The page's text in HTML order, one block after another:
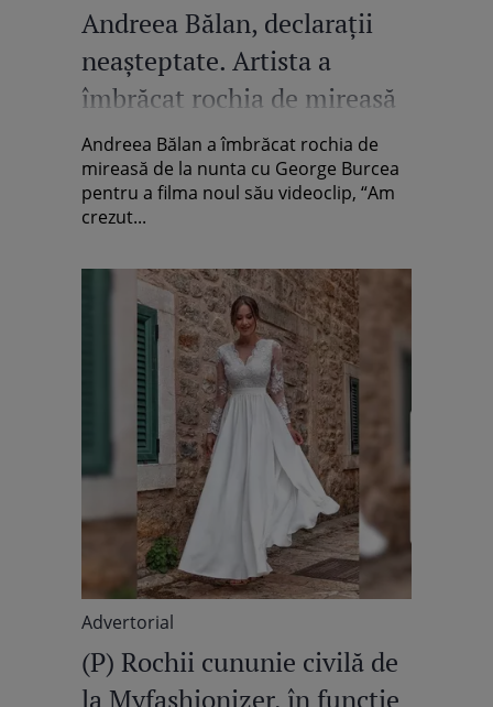
Andreea Bălan, declarații
neașteptate. Artista a
îmbrăcat rochia de mireasă
a doua oară
Andreea Bălan a îmbrăcat rochia de
mireasă de la nunta cu George Burcea
pentru a filma noul său videoclip, “Am
crezut...
Advertorial
(P) Rochii cununie civilă de
la Myfashionizer, în funcţie